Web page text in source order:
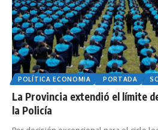
POLÍTICA ECONOMIA PORTADA
La Provincia extendió el límite
la Policía